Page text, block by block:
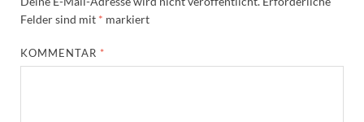
Felder sind mit * markiert
KOMMENTAR *